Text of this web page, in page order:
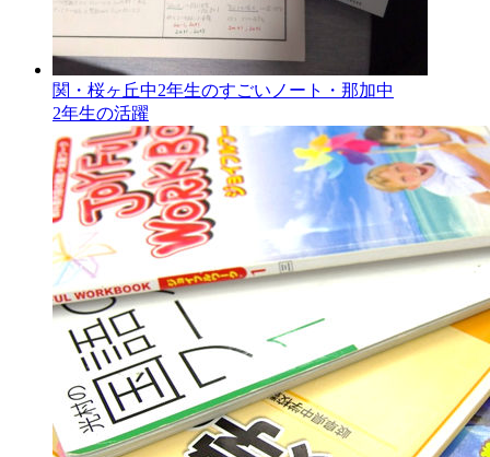
関・桜ヶ丘中2年生のすごいノート・那加中
2年生の活躍